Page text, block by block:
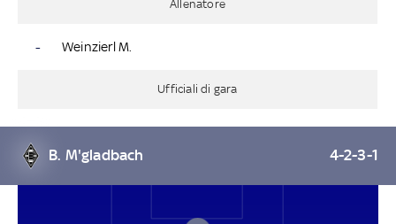
Allenatore
- Weinzierl M.
Ufficiali di gara
B. M'gladbach 4-2-3-1